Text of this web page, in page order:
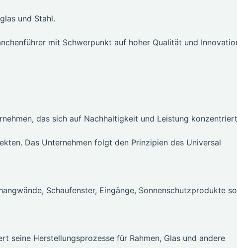
und Stahl.
mit Schwerpunkt auf hoher Qualität und
das sich auf Nachhaltigkeit und Leistung
Das Unternehmen folgt den Prinzipien des Universal
Schaufenster, Eingänge, Sonnenschutzprodukte
seine Herstellungsprozesse für Rahmen, Glas und andere